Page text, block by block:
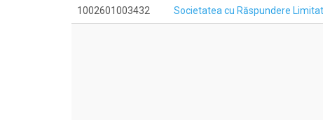
1002601003432 Societatea cu Răspundere